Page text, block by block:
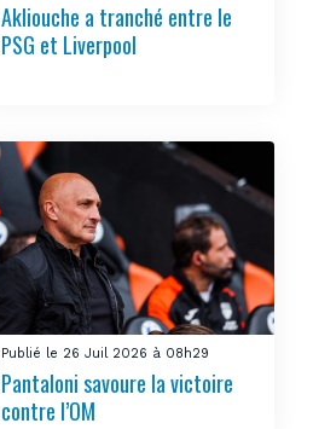
Akliouche a tranché entre le
PSG et Liverpool
Publié le 26 Juil 2026 à 08h29
Pantaloni savoure la victoire
contre l’OM